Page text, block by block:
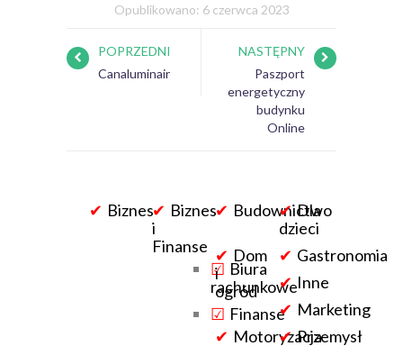
Opublikowano: 6 czerwca 2023
POPRZEDNI
Canaluminair
NASTĘPNY
Paszport
energetyczny
budynku
Online
Biznes
Biznes
i
Finanse
Biura
rachunkowe
Finanse
Budownictwo
Dla
dzieci
Dom
i
ogród
Gastronomia
Inne
Marketing
MotoryzacjaPrzemysł